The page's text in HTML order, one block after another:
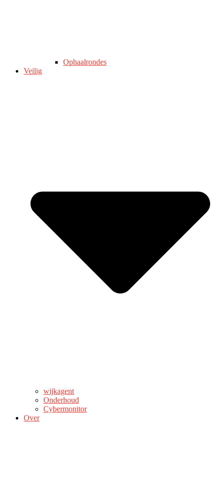
Ophaalrondes
Veilig
wijkagent
Onderhoud
Cybermonitor
Over